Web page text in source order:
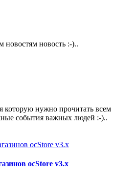
новостям новость :-)..
которую нужно прочитать всем
события важных людей :-)..
ocStore v3.x